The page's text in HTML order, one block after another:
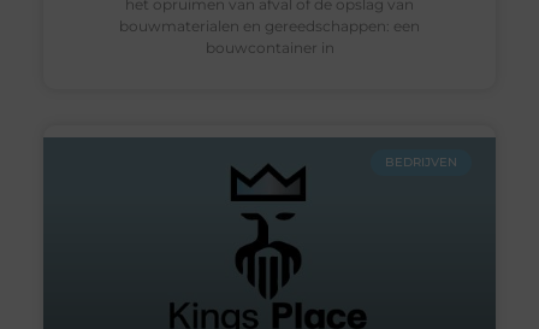
het opruimen van afval of de opslag van
bouwmaterialen en gereedschappen: een
bouwcontainer in
BEDRIJVEN